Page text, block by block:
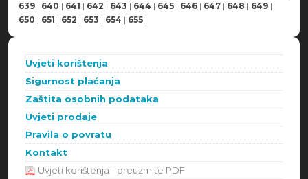
639 | 640 | 641 | 642 | 643 | 644 | 645 | 646 | 647 | 648 | 649 |
650 | 651 | 652 | 653 | 654 | 655 |
Uvjeti korištenja
Sigurnost plaćanja
Zaštita osobnih podataka
Uvjeti prodaje
Pravila o povratu
Kontakt
Uvjeti korištenja - preuzmite PDF